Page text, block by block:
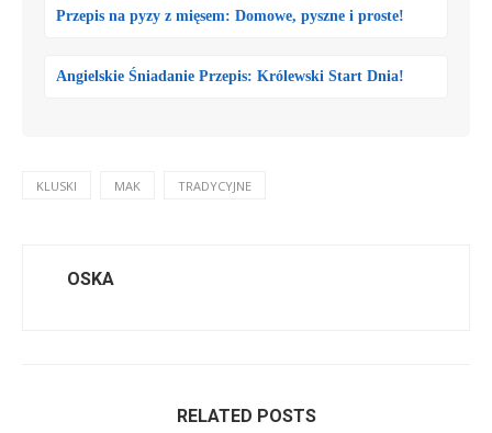
Przepis na pyzy z mięsem: Domowe, pyszne i proste!
Angielskie Śniadanie Przepis: Królewski Start Dnia!
KLUSKI MAK TRADYCYJNE
OSKA
RELATED POSTS